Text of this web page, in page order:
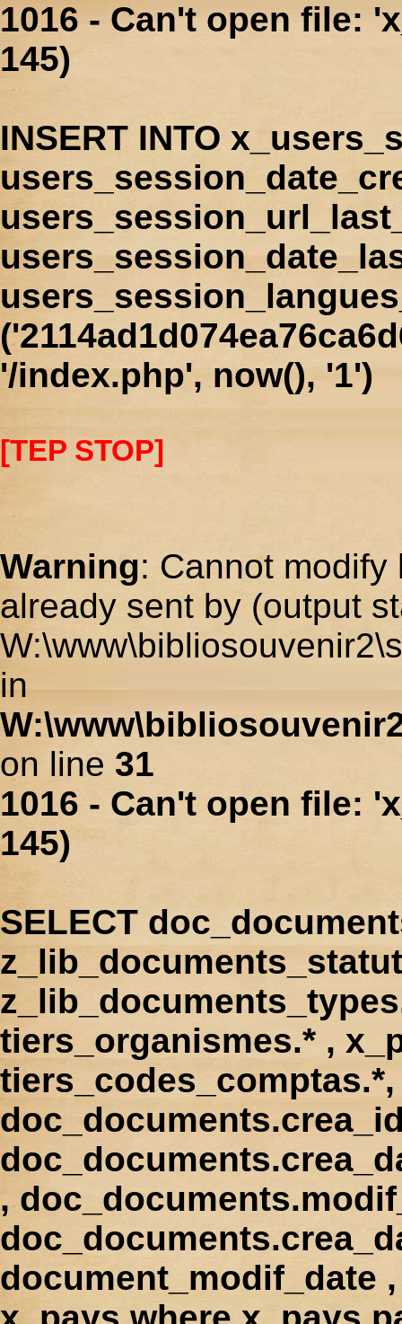
1016 - Can't open file:
145)
INSERT INTO
'/index.php', now(), '1')
[TEP STOP]
Warning: Cannot
already sent by (output
in
on line 31
1016 - Can't open file:
145)
SELECT
tiers_organismes.* ,
,
document_modif_date